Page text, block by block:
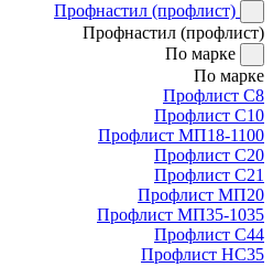
Профнастил (профлист)
Профнастил (профлист)
По марке
По марке
Профлист С8
Профлист С10
Профлист МП18-1100
Профлист С20
Профлист С21
Профлист МП20
Профлист МП35-1035
Профлист С44
Профлист НС35